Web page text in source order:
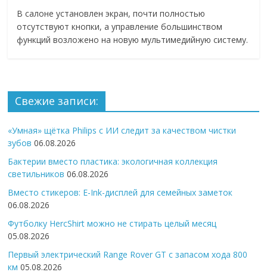
В салоне установлен экран, почти полностью
отсутствуют кнопки, а управление большинством
функций возложено на новую мультимедийную систему.
Свежие записи:
«Умная» щётка Philips с ИИ следит за качеством чистки
зубов 06.08.2026
Бактерии вместо пластика: экологичная коллекция
светильников 06.08.2026
Вместо стикеров: E-Ink-дисплей для семейных заметок
06.08.2026
Футболку HercShirt можно не стирать целый месяц
05.08.2026
Первый электрический Range Rover GT с запасом хода 800
км 05.08.2026